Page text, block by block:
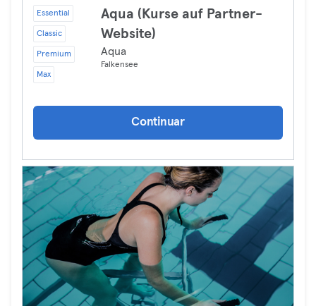
Essential
Classic
Premium
Max
Aqua (Kurse auf Partner-
Website)
Aqua
Falkensee
Continuar